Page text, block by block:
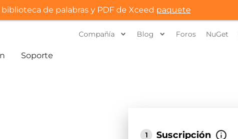
Compañía Blog Foros NuGet
Soporte
1 Suscripción
de palabras y PDF de Xceed paquete